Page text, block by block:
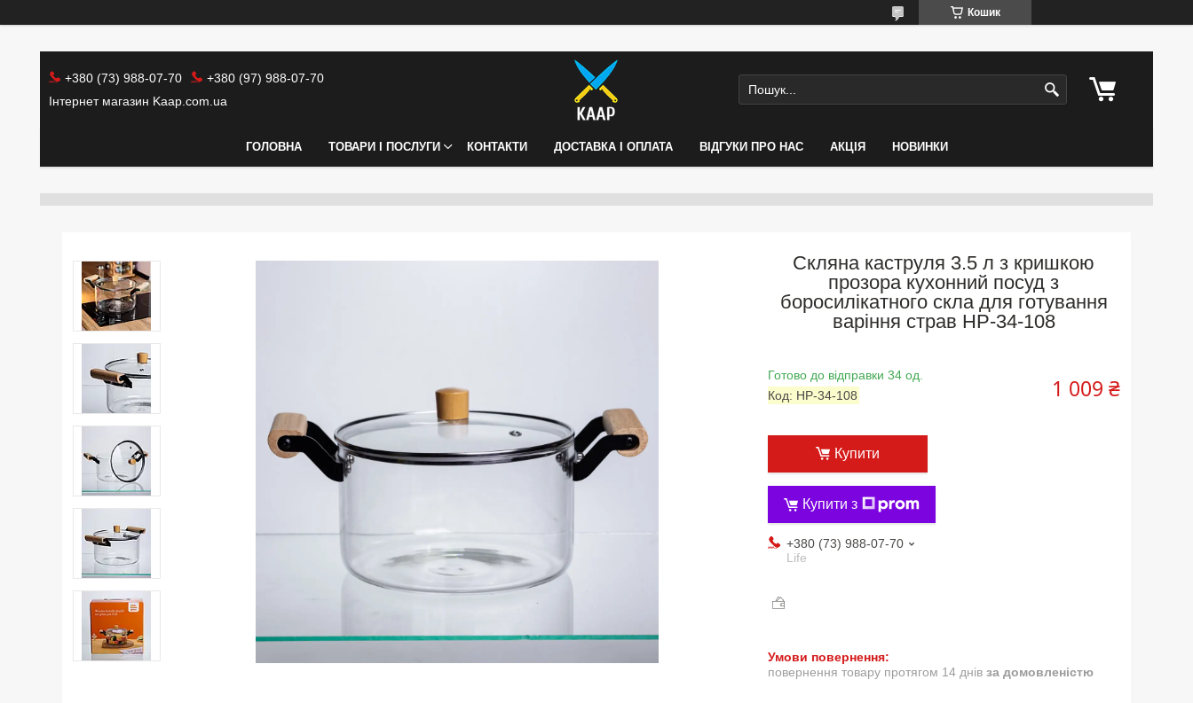
Кошик
+380 (73) 988-07-70
+380 (97) 988-07-70
Інтернет магазин Kaap.com.ua
ГОЛОВНА ТОВАРИ І ПОСЛУГИ КОНТАКТИ ДОСТАВКА І ОПЛАТА ВІДГУКИ ПРО НАС АКЦІЯ НОВИНКИ
Скляна каструля 3.5 л з кришкою
прозора кухонний посуд з
боросилікатного скла для готування
варіння страв HP-34-108
Готово до відправки 34 од.
Код: HP-34-108 1 009 ₴
Купити
Купити з
+380 (73) 988-07-70
Life
повернення товару протягом 14 днів за домовленістю